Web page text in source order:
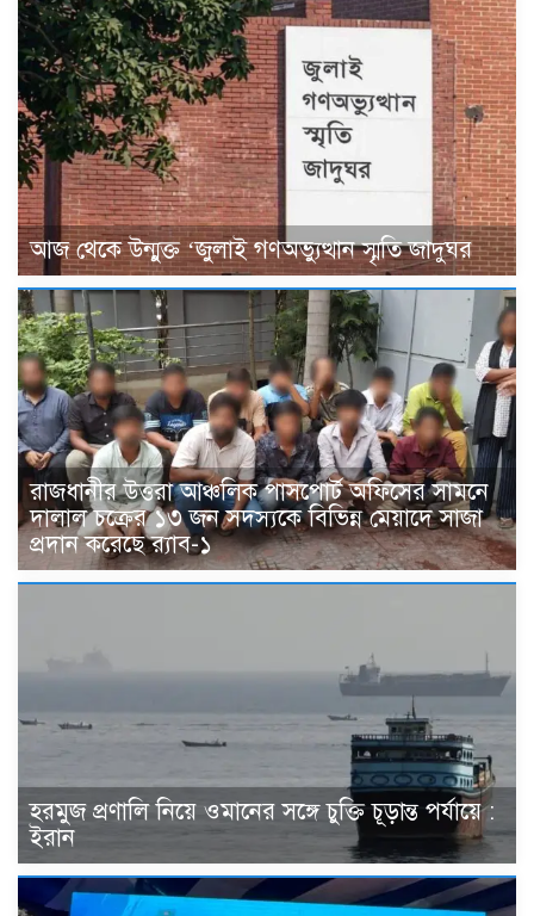
আজ থেকে উন্মুক্ত ‘জুলাই গণঅভ্যুত্থান স্মৃতি জাদুঘর
রাজধানীর উত্তরা আঞ্চলিক পাসপোর্ট অফিসের সামনে
দালাল চক্রের ১৩ জন সদস্যকে বিভিন্ন মেয়াদে সাজা
প্রদান করেছে র‌্যাব-১
হরমুজ প্রণালি নিয়ে ওমানের সঙ্গে চুক্তি চূড়ান্ত পর্যায়ে :
ইরান